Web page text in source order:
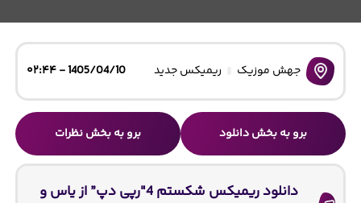
جهش موزیک ریمیکس جدید 1405/04/10 - ۰۲:۴۴
برو به بخش دانلود برو به بخش نظرات
دانلود ریمیکس شکستم 4″رپی دپ” از یاس و